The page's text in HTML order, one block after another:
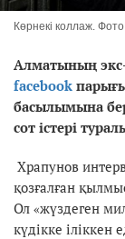
Көрнекі коллаж.
Алматының экс-
facebook
басылымына
сот істері
Храпунов
қозғалған
Ол «жүздеген
күдікке